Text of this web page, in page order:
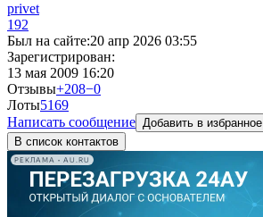
privet
192
Был на сайте:20 апр 2026 03:55
Зарегистрирован:
13 мая 2009 16:20
Отзывы+208−0
Лоты5169
Написать сообщение Добавить в избранное
В список контактов
РЕКЛАМА • AU.RU